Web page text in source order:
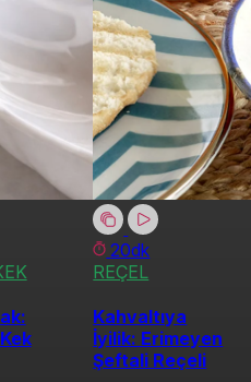
20dk
REÇEL
Kahvaltıya
İyilik: Erimeyen
Şeftali Reçeli